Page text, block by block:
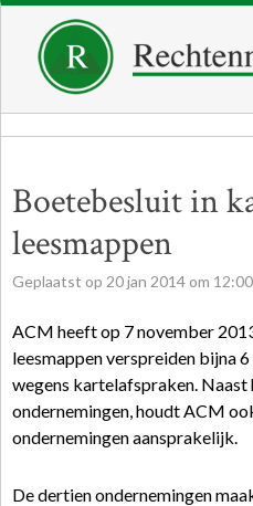
Boetebesluit in
leesmappen
Geplaatst op 20jan 2014 om 12:00
ACM heeft op 7 november
leesmappen verspreiden bijna
wegens kartelafspraken.
ondernemingen, houdt ACM
ondernemingen aansprakelijk.
De dertien ondernemingen